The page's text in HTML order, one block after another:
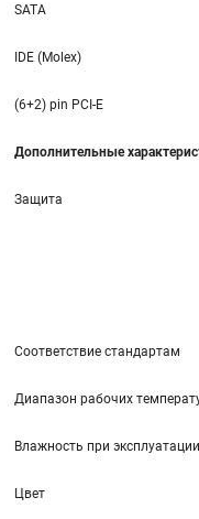
SATA
IDE (Molex)
(6+2) pin PCI-E
Дополнительные
Защита
Соответствие стандартам
Диапазон рабочих
Влажность при
Цвет